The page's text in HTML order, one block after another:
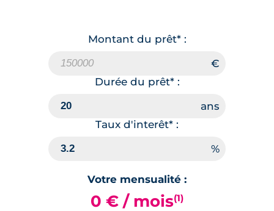
Montant du prêt* :
Durée du prêt* :
Taux d'interêt* :
Votre mensualité :
0 € / mois(1)